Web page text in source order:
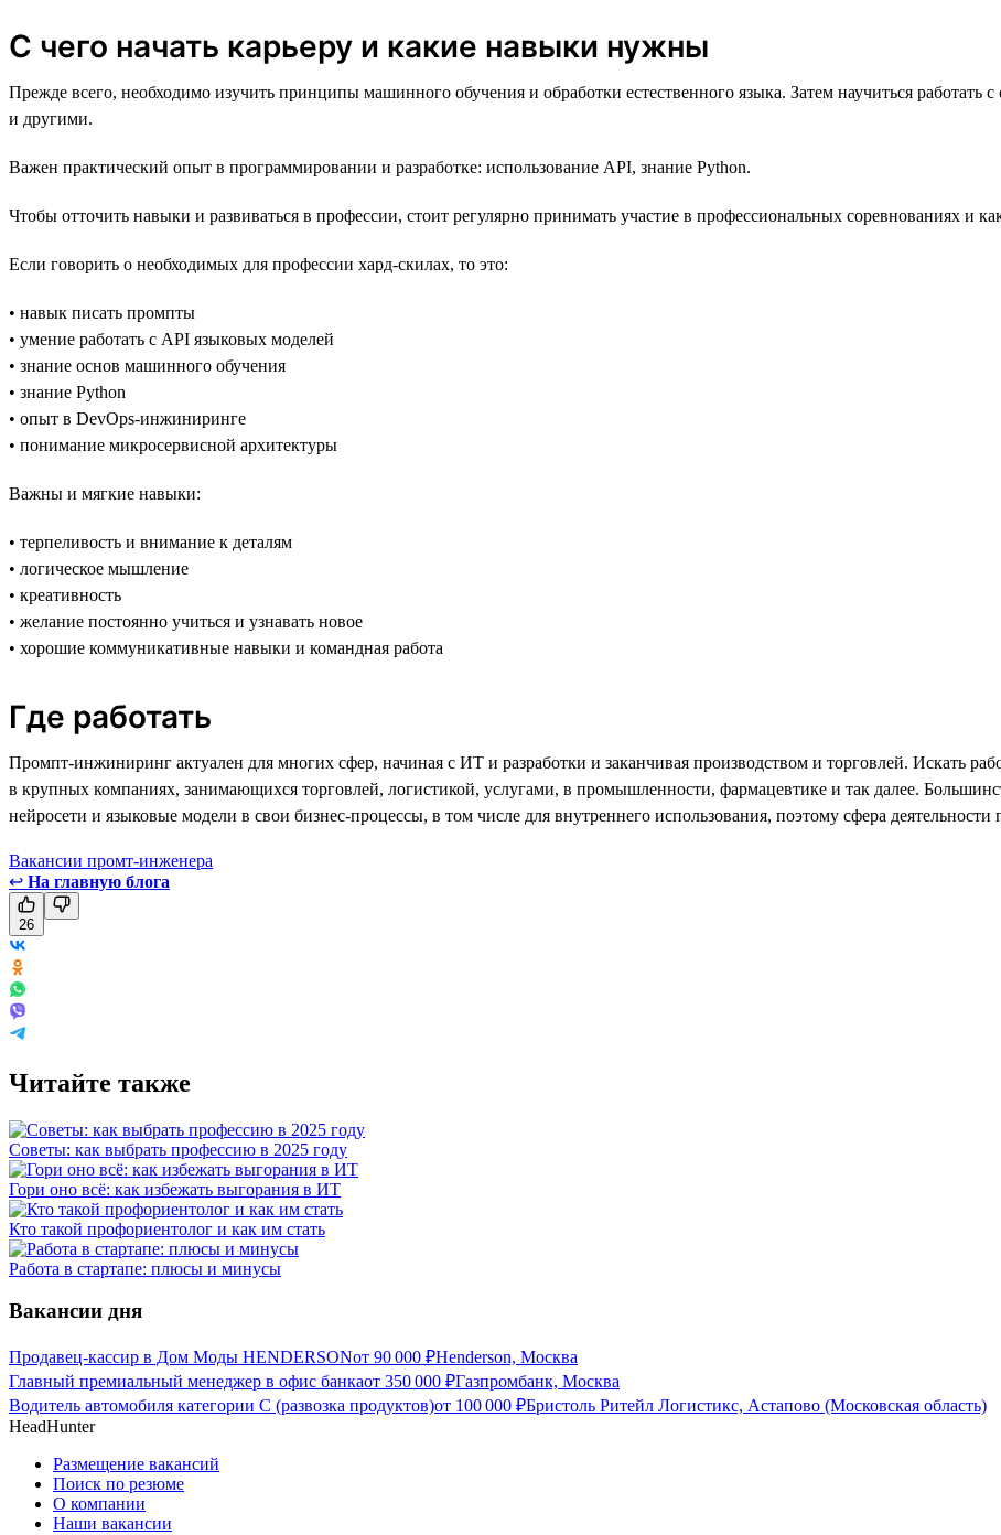
С чего начать карьеру и какие навыки нужны
Прежде всего, необходимо изучить принципы машинного обучения и обработки естественного языка. Затем научиться
и другими.
Важен практический опыт в программировании и разработке: использование API, знание Python.
Чтобы отточить навыки и развиваться в профессии, стоит регулярно принимать участие в профессиональных соревнованиях и
Если говорить о необходимых для профессии хард-скилах, то это:
• навык писать промпты
• умение работать с API языковых моделей
• знание основ машинного обучения
• знание Python
• опыт в DevOps-инжиниринге
• понимание микросервисной архитектуры
Важны и мягкие навыки:
• терпеливость и внимание к деталям
• логическое мышление
• креативность
• желание постоянно учиться и узнавать новое
• хорошие коммуникативные навыки и командная работа
Где работать
Промпт-инжиниринг актуален для многих сфер, начиная с ИТ и разработки и заканчивая производством и торговлей. Искать
в крупных компаниях, занимающихся торговлей, логистикой, услугами, в промышленности, фармацевтике и так далее.
нейросети и языковые модели в свои бизнес-процессы, в том числе для внутреннего использования, поэтому сфера
Вакансии промт-инженера
↩ На главную блога
26
Читайте также
Советы: как выбрать профессию в 2025 году
Гори оно всё: как избежать выгорания в ИТ
Кто такой профориентолог и как им стать
Работа в стартапе: плюсы и минусы
Вакансии дня
Продавец-кассир в Дом Моды HENDERSONот 90 000 ₽Henderson, Москва
Главный премиальный менеджер в офис банкаот 350 000 ₽Газпромбанк, Москва
Водитель автомобиля категории C (развозка продуктов)от 100 000 ₽Бристоль Ритейл Логистикс, Астапово (Московская область)
HeadHunter
Размещение вакансий
Поиск по резюме
О компании
Наши вакансии